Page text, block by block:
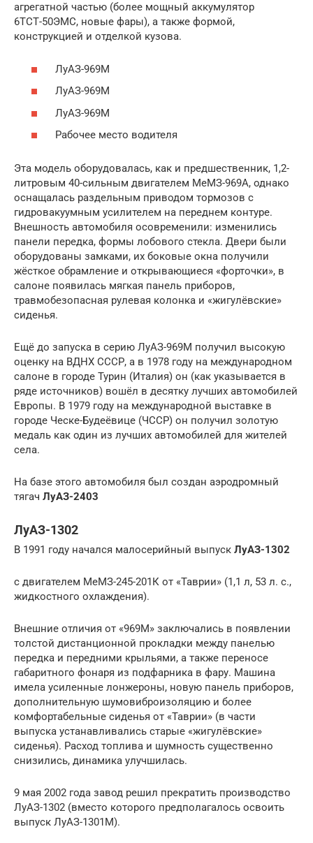
агрегатной частью (более мощный аккумулятор
6ТСТ-50ЭМС, новые фары), а также формой,
конструкцией и отделкой кузова.
ЛуАЗ-969М
ЛуАЗ-969М
ЛуАЗ-969М
Рабочее место водителя
Эта модель оборудовалась, как и предшественник, 1,2-
литровым 40-сильным двигателем МеМЗ-969А, однако
оснащалась раздельным приводом тормозов с
гидровакуумным усилителем на переднем контуре.
Внешность автомобиля осовременили: изменились
панели передка, формы лобового стекла. Двери были
оборудованы замками, их боковые окна получили
жёсткое обрамление и открывающиеся «форточки», в
салоне появилась мягкая панель приборов,
травмобезопасная рулевая колонка и «жигулёвские»
сиденья.
Ещё до запуска в серию ЛуАЗ-969М получил высокую
оценку на ВДНХ СССР, а в 1978 году на международном
салоне в городе Турин (Италия) он (как указывается в
ряде источников) вошёл в десятку лучших автомобилей
Европы. В 1979 году на международной выставке в
городе Ческе-Будеёвице (ЧССР) он получил золотую
медаль как один из лучших автомобилей для жителей
села.
На базе этого автомобиля был создан аэродромный
тягач ЛуАЗ-2403
ЛуАЗ-1302
В 1991 году начался малосерийный выпуск ЛуАЗ-1302
с двигателем МеМЗ-245-201К от «Таврии» (1,1 л, 53 л. с.,
жидкостного охлаждения).
Внешние отличия от «969М» заключались в появлении
толстой дистанционной прокладки между панелью
передка и передними крыльями, а также переносе
габаритного фонаря из подфарника в фару. Машина
имела усиленные лонжероны, новую панель приборов,
дополнительную шумовиброизоляцию и более
комфортабельные сиденья от «Таврии» (в части
выпуска устанавливались старые «жигулёвские»
сиденья). Расход топлива и шумность существенно
снизились, динамика улучшилась.
9 мая 2002 года завод решил прекратить производство
ЛуАЗ-1302 (вместо которого предполагалось освоить
выпуск ЛуАЗ-1301М).